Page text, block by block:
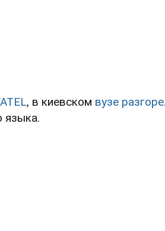
, в киевском вузе
языка.